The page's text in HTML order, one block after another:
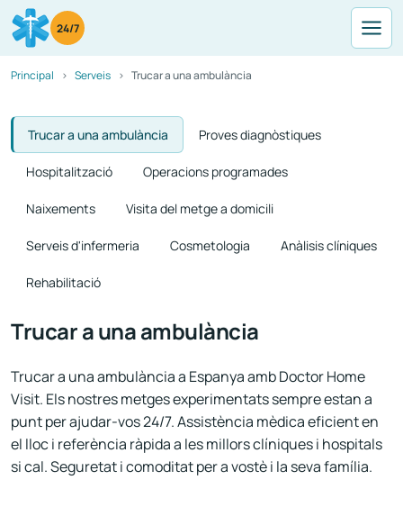
24/7
Principal Serveis Trucar a una ambulància
Trucar a una ambulància Proves diagnòstiques
Hospitalització Operacions programades
Naixements Visita del metge a domicili
Serveis d'infermeria Cosmetologia Anàlisis clíniques
Rehabilitació
Trucar a una ambulància
Trucar a una ambulància a Espanya amb Doctor Home
Visit. Els nostres metges experimentats sempre estan a
punt per ajudar-vos 24/7. Assistència mèdica eficient en
el lloc i referència ràpida a les millors clíniques i hospitals
si cal. Seguretat i comoditat per a vostè i la seva família.